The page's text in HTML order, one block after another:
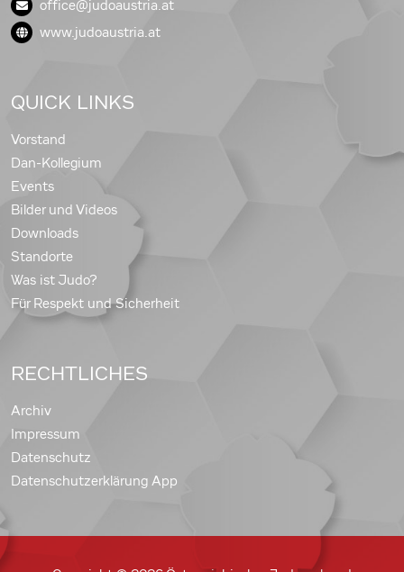
office@judoaustria.at
www.judoaustria.at
QUICK LINKS
Vorstand
Dan-Kollegium
Events
Bilder und Videos
Downloads
Standorte
Was ist Judo?
Für Respekt und Sicherheit
RECHTLICHES
Archiv
Impressum
Datenschutz
Datenschutzerklärung App